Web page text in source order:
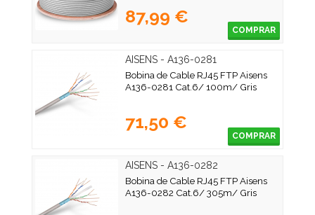
87,99 €
COMPRAR
AISENS - A136-0281
Bobina de Cable RJ45 FTP Aisens
A136-0281 Cat.6/ 100m/ Gris
71,50 €
COMPRAR
AISENS - A136-0282
Bobina de Cable RJ45 FTP Aisens
A136-0282 Cat.6/ 305m/ Gris